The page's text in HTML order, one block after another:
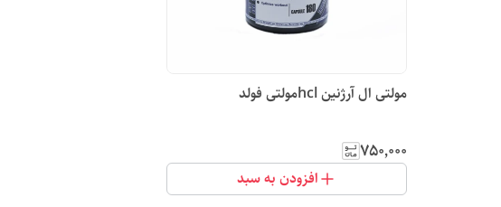
مولتی ال آرژنین hclمولتی فولد
۷۵۰٬۰۰۰
افزودن به سبد